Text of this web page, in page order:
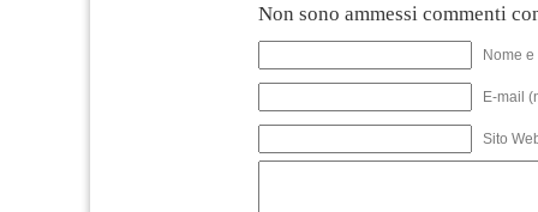
Non sono ammessi commenti
Nome
E-mail
Sito